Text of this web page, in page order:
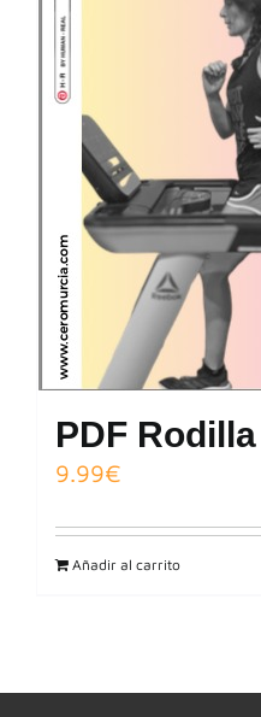
PDF
9.99€
Añadir al carrito